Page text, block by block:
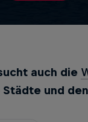
auch die
Städte und